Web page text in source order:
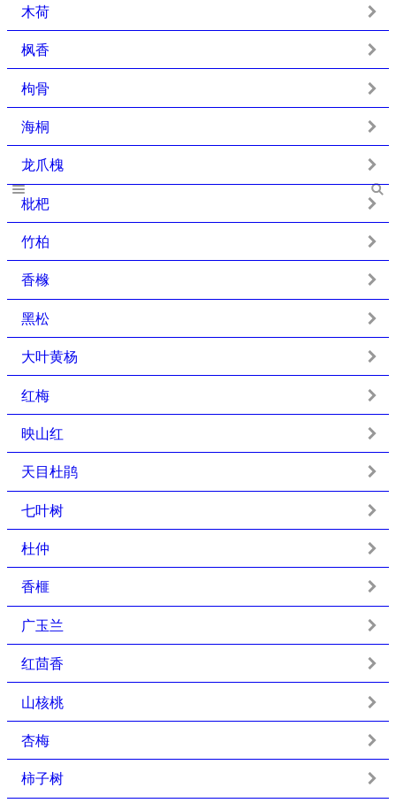
木荷
枫香
枸骨
海桐
龙爪槐
枇杷
竹柏
香橼
黑松
大叶黄杨
红梅
映山红
天目杜鹃
七叶树
杜仲
香榧
广玉兰
红茴香
山核桃
杏梅
柿子树